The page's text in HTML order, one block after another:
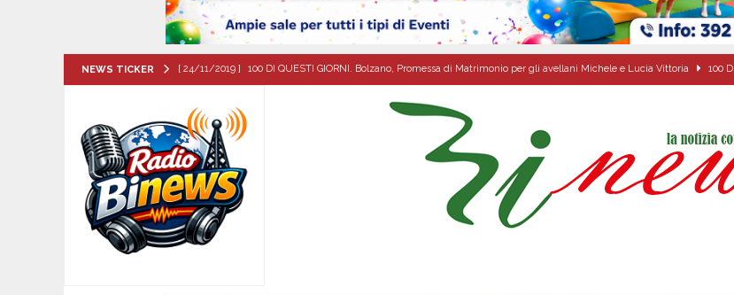
NEWS TICKER [ 24/11/2019 ] 100 DI QUESTI GIORNI. Bolzano, Promessa di Matrimonio per gli avellani Michele e Lucia Vittoria 100 DI
[ 09/08/2026 ] Baiano, incidente stradale: motociclista finisce in un canale dopo l’impatto con un’auto
[ 09/08/2026 ] Trasformazione di ABC Napoli in s.p.a.: il PD di Serino dice NO! «L’acqua nasce a Serino: pretendiamo
coinvolgimento societario e royalty ambientali al fianco dell’amministrazione comunale» EVIDENZA
[ 09/08/2026 ] Tanti auguri a Raffaella Navarretta di Quadrelle per i suoi 50 ann
[ 09/08/2026 ]